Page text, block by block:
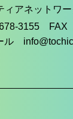
ィアネットワ
3155 FAX
ル